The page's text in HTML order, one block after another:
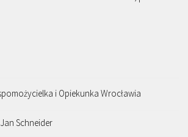
i Opiekunka Wrocławia
Schneider